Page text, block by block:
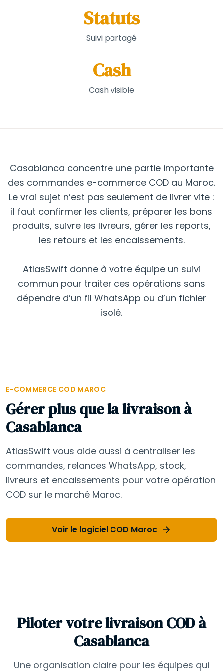
Statuts
Suivi partagé
Cash
Cash visible
Casablanca concentre une partie importante
des commandes e-commerce COD au Maroc.
Le vrai sujet n’est pas seulement de livrer vite :
il faut confirmer les clients, préparer les bons
produits, suivre les livreurs, gérer les reports,
les retours et les encaissements.
AtlasSwift donne à votre équipe un suivi
commun pour traiter ces opérations sans
dépendre d’un fil WhatsApp ou d’un fichier
isolé.
E-COMMERCE COD MAROC
Gérer plus que la livraison à
Casablanca
AtlasSwift vous aide aussi à centraliser les
commandes, relances WhatsApp, stock,
livreurs et encaissements pour votre opération
COD sur le marché Maroc.
Voir le logiciel COD Maroc
Piloter votre livraison COD à
Casablanca
Une organisation claire pour les équipes qui